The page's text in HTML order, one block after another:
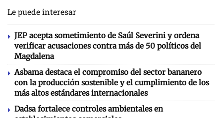
Le puede interesar
JEP acepta sometimiento de Saúl Severini y ordena
verificar acusaciones contra más de 50 políticos del
Magdalena
Asbama destaca el compromiso del sector bananero
con la producción sostenible y el cumplimiento de los
más altos estándares internacionales
Dadsa fortalece controles ambientales en